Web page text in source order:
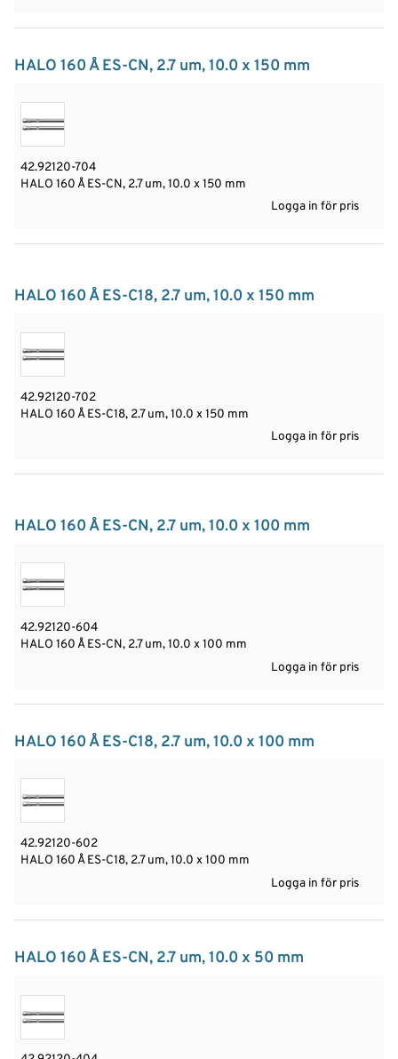
HALO 160 Å ES-CN, 2.7 um, 10.0 x 150 mm
42.92120-704
HALO 160 Å ES-CN, 2.7 um, 10.0 x 150 mm
Logga in för pris
HALO 160 Å ES-C18, 2.7 um, 10.0 x 150 mm
42.92120-702
HALO 160 Å ES-C18, 2.7 um, 10.0 x 150 mm
Logga in för pris
HALO 160 Å ES-CN, 2.7 um, 10.0 x 100 mm
42.92120-604
HALO 160 Å ES-CN, 2.7 um, 10.0 x 100 mm
Logga in för pris
HALO 160 Å ES-C18, 2.7 um, 10.0 x 100 mm
42.92120-602
HALO 160 Å ES-C18, 2.7 um, 10.0 x 100 mm
Logga in för pris
HALO 160 Å ES-CN, 2.7 um, 10.0 x 50 mm